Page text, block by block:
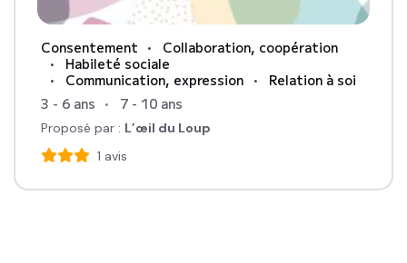
Consentement
Collaboration, coopération
Habileté sociale
Communication, expression
Relation à soi
3 - 6 ans
7 - 10 ans
Proposé par : L’œil du Loup
1 avis